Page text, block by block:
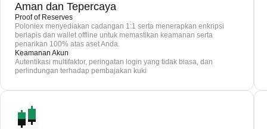
Aman dan Tepercaya
Proof of Reserves
Poloniex menyediakan cadangan 1:1 serta menerapkan enkripsi
berlapis dan wallet offline untuk memastikan keamanan serta
penarikan 100% atas aset Anda.
Keamanan Akun
Autentikasi multifaktor, peringatan login yang tidak biasa, dan
perlindungan terhadap pembajakan kuki